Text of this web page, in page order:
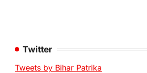
Twitter
Tweets by Bihar Patrika